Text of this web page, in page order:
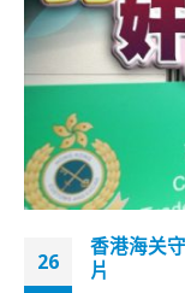
23
香港政总
2019年9月